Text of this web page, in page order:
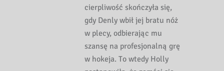
cierpliwość skończyła się,
gdy Denly wbił jej bratu nóż
w plecy, odbierając mu
szansę na profesjonalną grę
w hokeja. To wtedy Holly